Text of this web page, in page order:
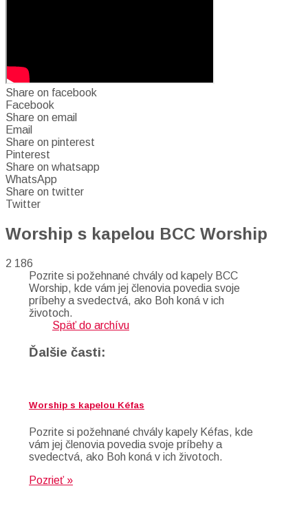
Share on facebook
Facebook
Share on email
Email
Share on pinterest
Pinterest
Share on whatsapp
WhatsApp
Share on twitter
Twitter
Worship s kapelou BCC Worship
2 186
Pozrite si požehnané chvály od kapely BCC
Worship, kde vám jej členovia povedia svoje
príbehy a svedectvá, ako Boh koná v ich
životoch.
Späť do archívu
Ďalšie časti:
Worship s kapelou Kéfas
Pozrite si požehnané chvály kapely Kéfas, kde
vám jej členovia povedia svoje príbehy a
svedectvá, ako Boh koná v ich životoch.
Pozrieť »